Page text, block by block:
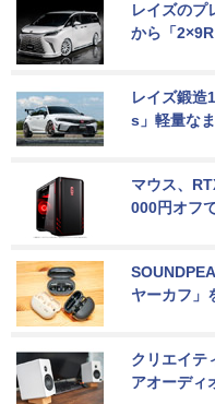
レイズのプ
から「
レイズ鍛造
s」軽量な
マウス、
000円オフ
ヤーカフ」
クリエイテ
アオーディ